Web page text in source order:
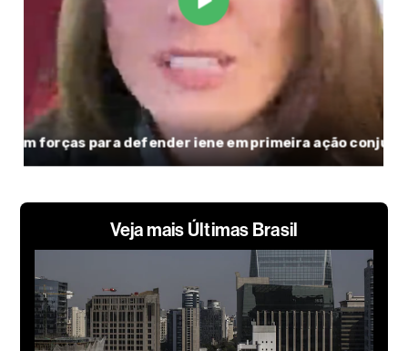
Veja mais Últimas Brasil